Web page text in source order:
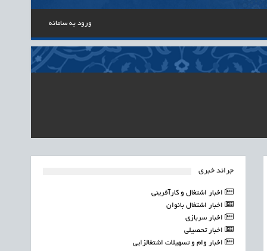
ورود به سامانه
جرائد خبری
اخبار اشتغال و کارآفرینی
اخبار اشتغال بانوان
اخبار سربازی
اخبار تحصیلی
اخبار وام و تسهیلات اشتغالزایی